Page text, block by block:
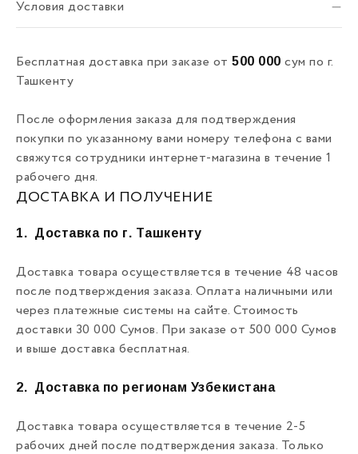
Условия доставки
Бесплатная доставка при заказе от 500 000 сум по г.
Ташкенту
После оформления заказа для подтверждения
покупки по указанному вами номеру телефона с вами
свяжутся сотрудники интернет-магазина в течение 1
рабочего дня.
ДОСТАВКА И ПОЛУЧЕНИЕ
1. Доставка по г. Ташкенту
Доставка товара осуществляется в течение 48 часов
после подтверждения заказа. Оплата наличными или
через платежные системы на сайте. Стоимость
доставки 30 000 Сумов. При заказе от 500 000 Сумов
и выше доставка бесплатная.
2. Доставка по регионам Узбекистана
Доставка товара осуществляется в течение 2-5
рабочих дней после подтверждения заказа. Только